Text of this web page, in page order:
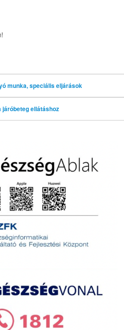
munka, speciális eljárások
ellátáshoz